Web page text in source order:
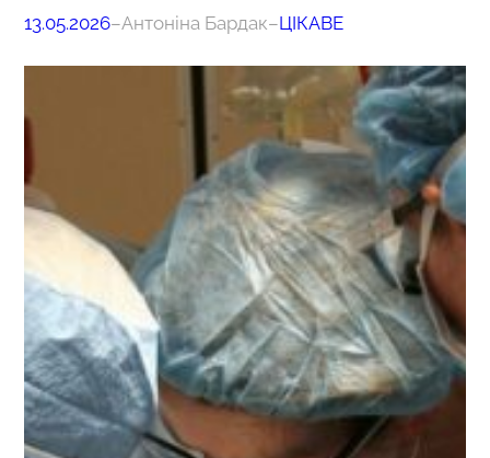
13.05.2026–Антоніна Бардак–ЦІКАВЕ